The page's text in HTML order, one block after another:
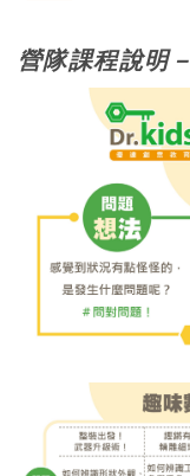
營隊課程說明－